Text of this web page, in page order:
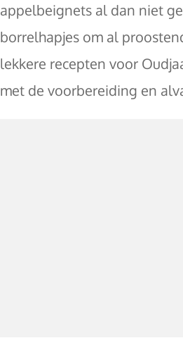
appelbeignets al dan niet
borrelhapjes om al
lekkere recepten voor
met de voorbereiding en